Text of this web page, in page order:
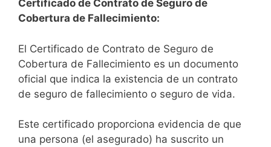
Certificado de Contrato de Seguro de
Cobertura de Fallecimiento:
El Certificado de Contrato de Seguro de
Cobertura de Fallecimiento es un documento
oficial que indica la existencia de un contrato
de seguro de fallecimiento o seguro de vida.
Este certificado proporciona evidencia de que
una persona (el asegurado) ha suscrito un